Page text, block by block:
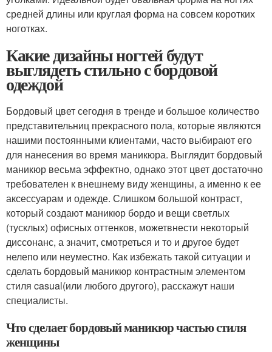
средней длины или круглая форма на совсем коротких
ноготках.
Какие дизайны ногтей будут
выглядеть стильно с бордовой
одеждой
Бордовый цвет сегодня в тренде и большое количество
представительниц прекрасного пола, которые являются
нашими постоянными клиентами, часто выбирают его
для нанесения во время маникюра. Выглядит бордовый
маникюр весьма эффектно, однако этот цвет достаточно
требователен к внешнему виду женщины, а именно к ее
аксессуарам и одежде. Слишком большой контраст,
который создают маникюр бордо и вещи светлых
(тусклых) офисных оттенков, можетвнести некоторый
диссонанс, а значит, смотреться и то и другое будет
нелепо или неуместно. Как избежать такой ситуации и
сделать бордовый маникюр контрастным элементом
стиля casual(или любого другого), расскажут наши
специалисты.
Что сделает бордовый маникюр частью стиля
женщины